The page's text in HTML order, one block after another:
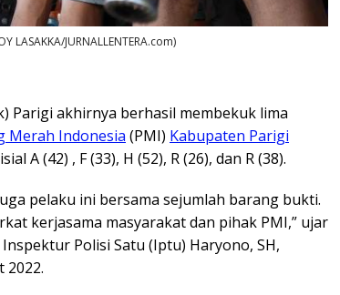
JURNALLENTERA.com)
Parigi akhirnya berhasil membekuk lima
Merah Indonesia (PMI) Kabupaten Parigi
A (42) , F (33), H (52), R (26), dan R (38).
pelaku ini bersama sejumlah barang bukti.
kerjasama masyarakat dan pihak PMI,” ujar
Polisi Satu (Iptu) Haryono, SH,
2022.